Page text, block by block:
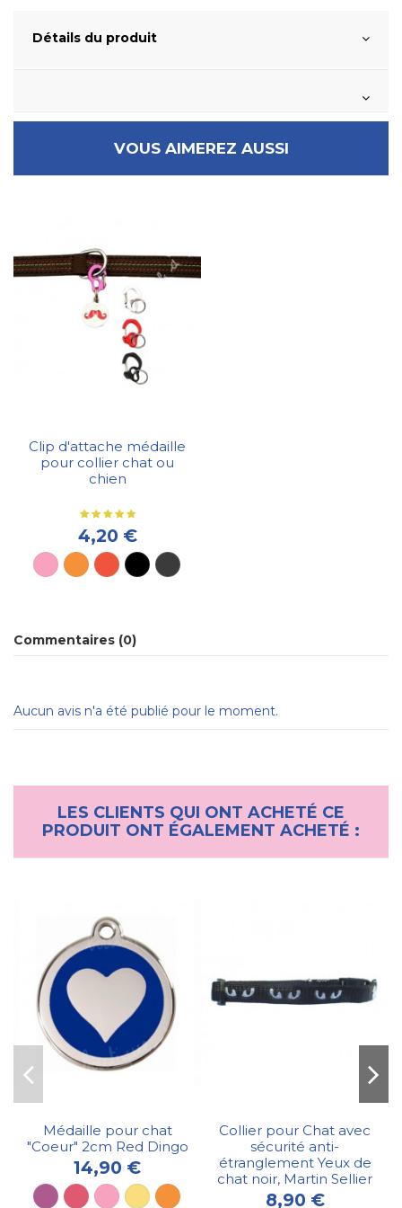
Détails du produit
VOUS AIMEREZ AUSSI
Clip d'attache médaille
pour collier chat ou
chien
4,20 €
Commentaires (0)
Aucun avis n'a été publié pour le moment.
LES CLIENTS QUI ONT ACHETÉ CE
PRODUIT ONT ÉGALEMENT ACHETÉ :
Médaille pour chat
"Coeur" 2cm Red Dingo
14,90 €
Collier pour Chat avec
sécurité anti-
étranglement Yeux de
chat noir, Martin Sellier
8,90 €